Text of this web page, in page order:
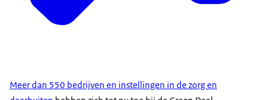
Meer dan 550 bedrijven en instellingen in de zorg en